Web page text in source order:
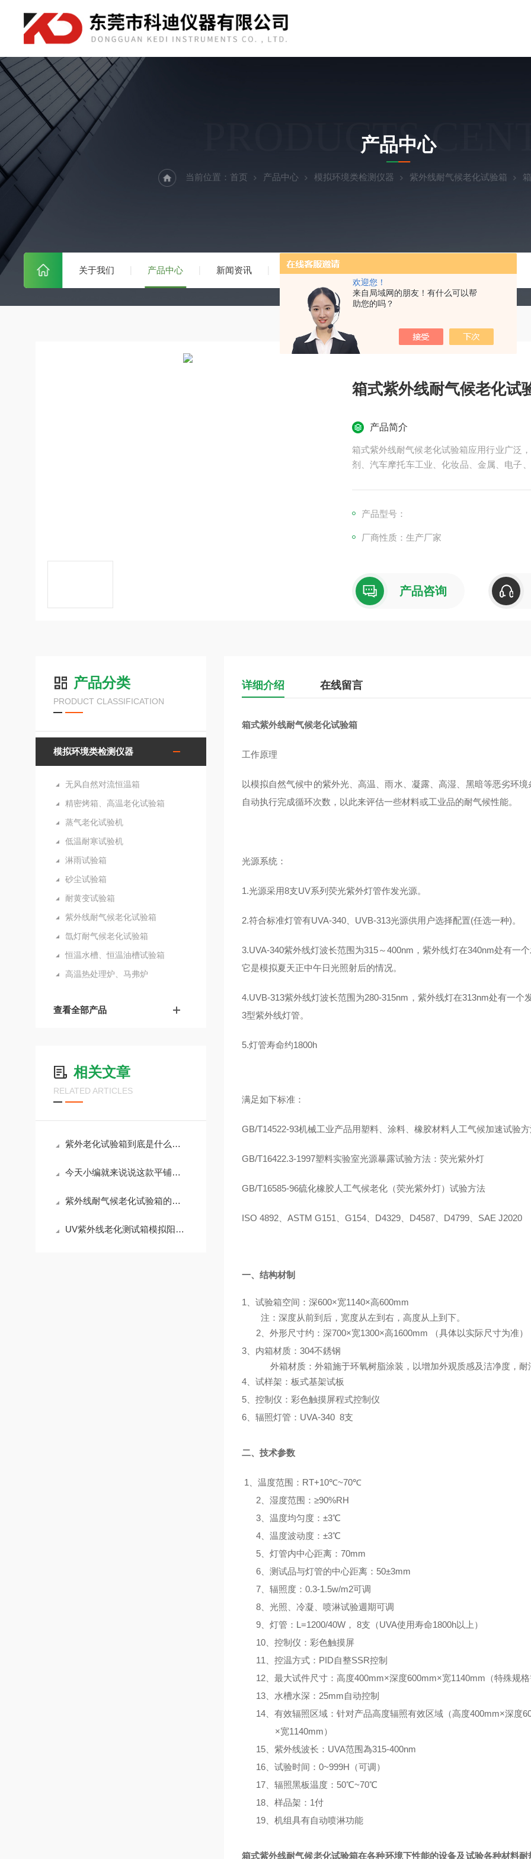
欢迎您！
来自局域网的朋友！有什么可以帮
助您的吗？
关于我们 产品中心 新闻资讯 技术文章
PRODUCTS
产品中心
当前位置： 首页 产品中心 模拟环境类检测仪器 紫外线耐气候老化试验箱
箱式紫外线耐气候老化试
产品简介
箱式紫外线耐气候老化试验箱应用行业广泛
剂、汽车摩托车工业、化妆品、金属、电子
产品型号：
厂商性质：生产厂家
产品咨询
产品分类
PRODUCT CLASSIFICATION
模拟环境类检测仪器
无风自然对流恒温箱
精密烤箱、高温老化试验箱
蒸气老化试验机
低温耐寒试验机
淋雨试验箱
砂尘试验箱
耐黄变试验箱
紫外线耐气候老化试验箱
氙灯耐气候老化试验箱
恒温水槽、恒温油槽试验箱
高温热处理炉、马弗炉
查看全部产品
相关文章
RELATED ARTICLES
紫外老化试验箱到底是什么？一文读懂紫外老化试验箱
今天小编就来说说这款平铺式紫外线老化试验箱需要如何维护与保养
紫外线耐气候老化试验箱的使用价值主要体现在以下几个方面
UV紫外线老化测试箱模拟阳光侵蚀，守护材料耐久性
详细介绍 在线留言
箱式紫外线耐气候老化试验箱
工作原理
以模拟自然气候中的紫外光、高温、雨水、凝露、高湿、黑暗等恶劣环
自动执行完成循环次数，以此来评估一些材料或工业品的耐气候性能。
光源系统：
1.光源采用8支UV系列荧光紫外灯管作发光源。
2.符合标准灯管有UVA-340、UVB-313光源供用户选择配置(任选一种)。
3.UVA-340紫外线灯波长范围为315～400nm，紫外线灯在340nm处有一
它是模拟夏天正中午日光照射后的情况。
4.UVB-313紫外线灯波长范围为280-315nm，紫外线灯在313nm处有一
3型紫外线灯管。
5.灯管寿命约1800h
满足如下标准：
GB/T14522-93机械工业产品用塑料、涂料、橡胶材料人工气候加速试验
GB/T16422.3-1997塑料实验室光源暴露试验方法：荧光紫外灯
GB/T16585-96硫化橡胶人工气候老化（荧光紫外灯）试验方法
ISO 4892、ASTM G151、G154、D4329、D4587、D4799、SAE J2020
一、结构材制
1、试验箱空间：深600×宽1140×高600mm
注：深度从前到后，宽度从左到右，高度从上到下。
2、 外形尺寸约：深700×宽1300×高1600mm （具体以实际尺寸为准）
3、内箱材质：304不銹钢
外箱材质：外箱施于环氧树脂涂装，以增加外观质感及洁净度，
4、试样架：板式基架试板
5、控制仪：彩色触摸屏程式控制仪
6、辐照灯管：UVA-340 8支
二、 技术参数
1、温度范围：RT+10℃~70℃
2、湿度范围：≥90%RH
3、温度均匀度：±3℃
4、温度波动度：±3℃
5、灯管内中心距离：70mm
6、测试品与灯管的中心距离：50±3mm
7、辐照度：0.3-1.5w/m2可调
8、光照、冷凝、喷淋试验週期可调
9、灯管：L=1200/40W， 8支（UVA使用寿命1800h以上）
10、控制仪：彩色触摸屏
11、控温方式：PID自整SSR控制
12、最大试件尺寸：高度400mm×深度600mm×宽1140mm（特殊规
13、水槽水深：25mm自动控制
14、有效辐照区域：针对产品高度辐照有效区域（高度400mm×深度
×宽1140mm）
15、紫外线波长：UVA范围為315-400nm
16、试验时间：0~999H（可调）
17、辐照黑板温度：50℃~70℃
18、样品架：1付
19、机组具有自动喷淋功能
箱式紫外线耐气候老化试验箱在各种环境下性能的设备及试验各种材料